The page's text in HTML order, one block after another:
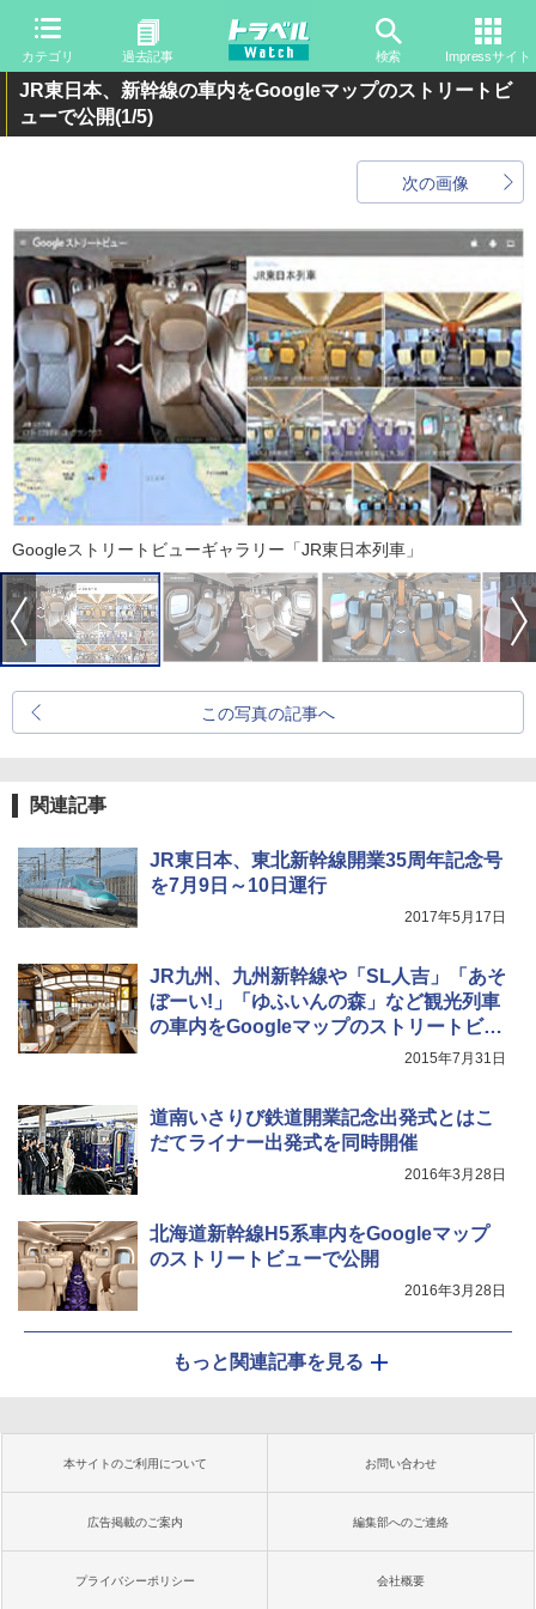
カテゴリ 過去記事 検索 Impressサイト
JR東日本、新幹線の車内をGoogleマップのストリートビ
ューで公開(1/5)
次の画像
Googleストリートビューギャラリー「JR東日本列車」
この写真の記事へ
関連記事
JR東日本、東北新幹線開業35周年記念号
を7月9日～10日運行
2017年5月17日
JR九州、九州新幹線や「SL人吉」「あそ
ぼーい!」「ゆふいんの森」など観光列車
の車内をGoogleマップのストリートビュ
2015年7月31日
道南いさりび鉄道開業記念出発式とはこ
だてライナー出発式を同時開催
2016年3月28日
北海道新幹線H5系車内をGoogleマップ
のストリートビューで公開
2016年3月28日
もっと関連記事を見る
本サイトのご利用について お問い合わせ
広告掲載のご案内 編集部へのご連絡
プライバシーポリシー 会社概要